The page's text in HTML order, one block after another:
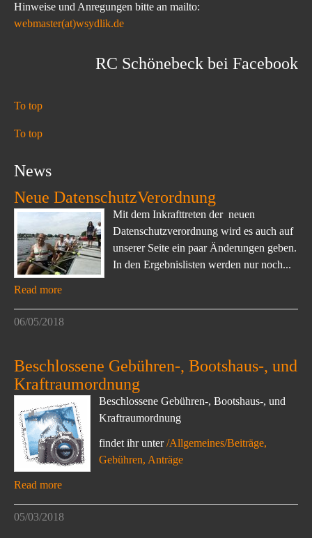
Hinweise und Anregungen bitte an mailto:
webmaster(at)wsydlik.de
RC Schönebeck bei Facebook
To top
To top
News
Neue DatenschutzVerordnung
Mit dem Inkrafttreten der neuen
Datenschutzverordnung wird es auch auf
unserer Seite ein paar Änderungen geben.
In den Ergebnislisten werden nur noch...
Read more
06/05/2018
Beschlossene Gebühren-, Bootshaus-, und
Kraftraumordnung
Beschlossene Gebühren-, Bootshaus-, und
Kraftraumordnung
findet ihr unter/Allgemeines/Beiträge,
Gebühren, Anträge
Read more
05/03/2018